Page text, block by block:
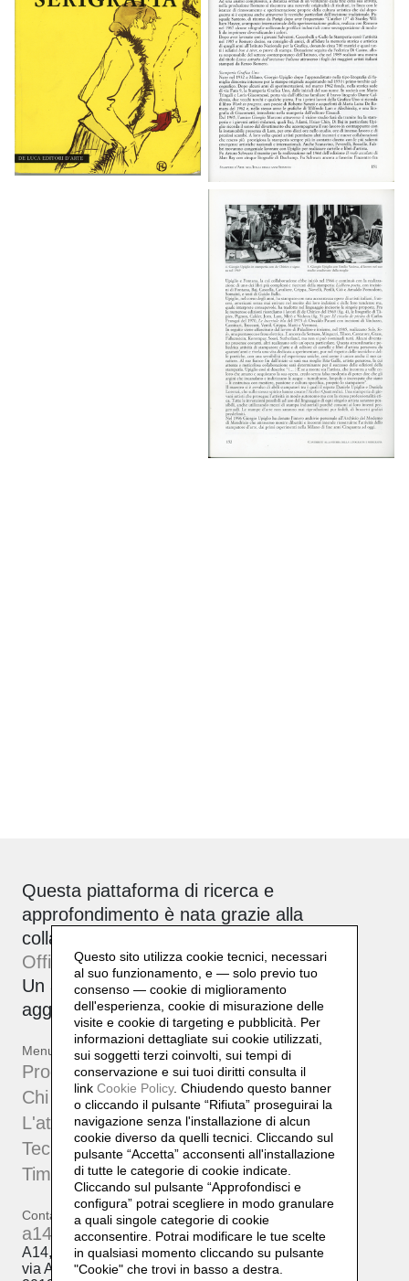
Questa piattaforma di ricerca e
approfondimento è nata grazie alla
collaborazione tra Daniela Lorenzi e
Officinebit.ch.
Un archivio attivo, corale e sempre in
aggiornamento.
Menu
Progetti
Chi sono
L'atelier
Tecniche
Timeline
Contatti
a14@a14.br.com
A14, Daniela Lorenzi
via Arcivescovo Romilli, 15
Questo sito utilizza cookie tecnici, necessari
al suo funzionamento, e — solo previo tuo
consenso — cookie di miglioramento
dell'esperienza, cookie di misurazione delle
visite e cookie di targeting e pubblicità. Per
informazioni dettagliate sui cookie utilizzati,
sui soggetti terzi coinvolti, sui tempi di
conservazione e sui tuoi diritti consulta il
link Cookie Policy. Chiudendo questo banner
o cliccando il pulsante “Rifiuta” proseguirai la
navigazione senza l'installazione di alcun
cookie diverso da quelli tecnici. Cliccando sul
pulsante “Accetta” acconsenti all'installazione
di tutte le categorie di cookie indicate.
Cliccando sul pulsante “Approfondisci e
configura” potrai scegliere in modo granulare
a quali singole categorie di cookie
acconsentire. Potrai modificare le tue scelte
in qualsiasi momento cliccando su pulsante
"Cookie" che trovi in basso a destra.